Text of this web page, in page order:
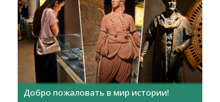
Добро пожаловать в мир истории!